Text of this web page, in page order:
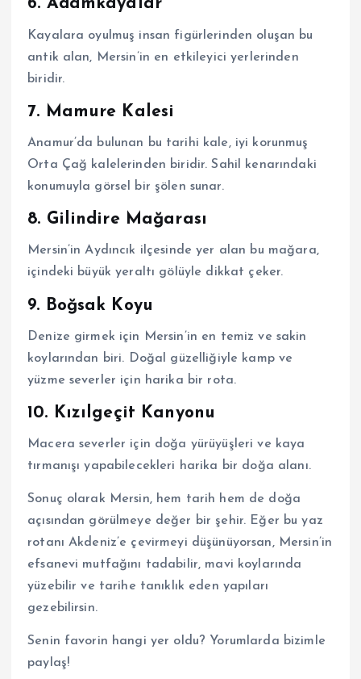
6. Adamkayalar
Kayalara oyulmuş insan figürlerinden oluşan bu
antik alan, Mersin’in en etkileyici yerlerinden
biridir.
7. Mamure Kalesi
Anamur’da bulunan bu tarihi kale, iyi korunmuş
Orta Çağ kalelerinden biridir. Sahil kenarındaki
konumuyla görsel bir şölen sunar.
8. Gilindire Mağarası
Mersin’in Aydıncık ilçesinde yer alan bu mağara,
içindeki büyük yeraltı gölüyle dikkat çeker.
9. Boğsak Koyu
Denize girmek için Mersin’in en temiz ve sakin
koylarından biri. Doğal güzelliğiyle kamp ve
yüzme severler için harika bir rota.
10. Kızılgeçit Kanyonu
Macera severler için doğa yürüyüşleri ve kaya
tırmanışı yapabilecekleri harika bir doğa alanı.
Sonuç olarak Mersin, hem tarih hem de doğa
açısından görülmeye değer bir şehir. Eğer bu yaz
rotanı Akdeniz’e çevirmeyi düşünüyorsan, Mersin’in
efsanevi mutfağını tadabilir, mavi koylarında
yüzebilir ve tarihe tanıklık eden yapıları
gezebilirsin.
Senin favorin hangi yer oldu? Yorumlarda bizimle
paylaş!